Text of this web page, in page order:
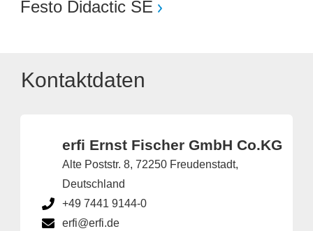
Festo Didactic SE
Kontaktdaten
erfi Ernst Fischer GmbH Co.KG
Alte Poststr. 8, 72250 Freudenstadt,
Deutschland
+49 7441 9144-0
erfi@erfi.de